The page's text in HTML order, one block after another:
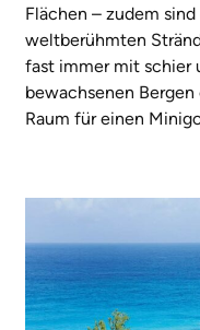
Flächen – zudem
weltberühmten
fast immer mit schier
bewachsenen
Raum für einen